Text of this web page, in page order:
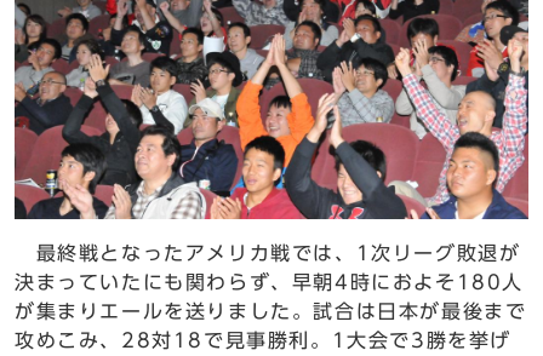
最終戦となったアメリカ戦では、1次リーグ敗退が
決まっていたにも関わらず、早朝4時におよそ180人
が集まりエールを送りました。試合は日本が最後まで
攻めこみ、28対18で見事勝利。1大会で3勝を挙げ